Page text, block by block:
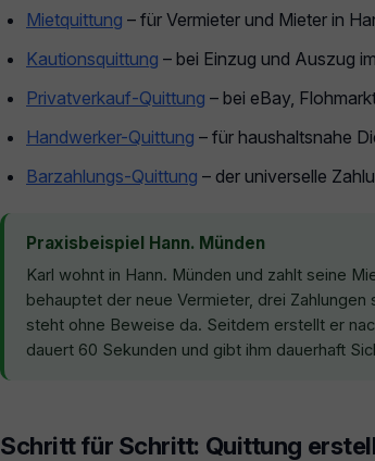
Mietquittung – für Vermieter und Mieter in
Kautionsquittung – bei Einzug und Auszug
Privatverkauf-Quittung – bei eBay,
Handwerker-Quittung – für haushaltsnahe
Barzahlungs-Quittung – der universelle
Praxisbeispiel Hann. Münden
Karl wohnt in Hann. Münden und zahlt seine
behauptet der neue Vermieter, drei
steht ohne Beweise da. Seitdem erstellt er
dauert 60 Sekunden und gibt ihm dauerhaft
Schritt für Schritt: Quittung